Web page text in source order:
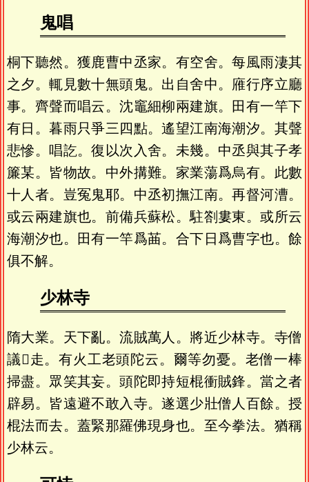
鬼唱
桐下聽然。獲鹿曹中丞家。有空舍。每風雨淒其
之夕。輒見數十無頭鬼。出自舍中。䧹行序立廳
事。齊聲而唱云。沈竈細柳兩建旗。田有一竿下
有日。暮雨只爭三四點。遙望江南海潮汐。其聲
悲慘。唱訖。復以次入舍。未幾。中丞與其子孝
簾某。皆物故。中外搆難。家業蕩爲烏有。此數
十人者。豈冤鬼耶。中丞初撫江南。再督河漕。
或云兩建旗也。前備兵蘇松。駐劄婁東。或所云
海潮汐也。田有一竿爲䒼。合下日爲曹字也。餘
俱不解。
少林寺
隋大業。天下亂。流賊萬人。將近少林寺。寺僧
議𣪚走。有火工老頭陀云。爾等勿憂。老僧一棒
掃盡。眾笑其妄。頭陀即持短棍衝賊鋒。當之者
辟易。皆遠避不敢入寺。遂選少壯僧人百餘。授
棍法而去。蓋緊那羅佛現身也。至今拳法。猶稱
少林云。